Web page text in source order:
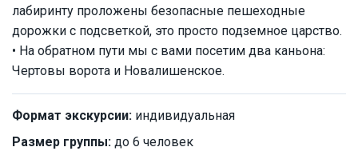
лабиринту проложены безопасные пешеходные
дорожки с подсветкой, это просто подземное царство.
• На обратном пути мы с вами посетим два каньона:
Чертовы ворота и Новалишенское.
Формат экскурсии: индивидуальная
Размер группы: до 6 человек